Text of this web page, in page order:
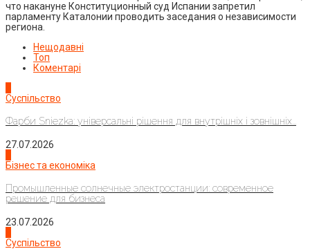
что накануне Конституционный суд Испании запретил
парламенту Каталонии проводить заседания о независимости
региона.
Нещодавні
Топ
Коментарі
Суспільство
Фарби Sniezka: універсальні рішення для внутрішніх і зовнішніх...
27.07.2026
Бізнес та економіка
Промышленные солнечные электростанции: современное
решение для бизнеса
23.07.2026
Суспільство